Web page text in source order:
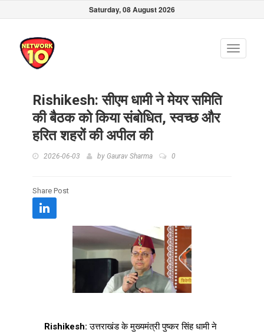
Saturday, 08 August 2026
Toggle
Rishikesh: सीएम धामी ने मेयर समिति
की बैठक को किया संबोधित, स्वच्छ और
हरित शहरों की अपील की
2026-06-03 by Gaurav Sharma 0
Share Post
Rishikesh: उत्तराखंड के मुख्यमंत्री पुष्कर सिंह धामी ने